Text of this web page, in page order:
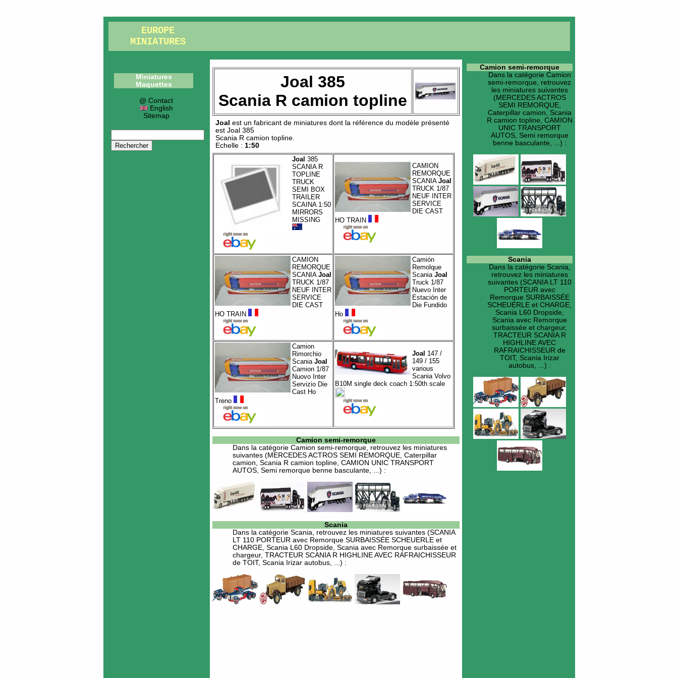
EUROPE
MINIATURES
Miniatures
Maquettes
@ Contact
English
Sitemap
Joal 385
Scania R camion topline
Joal est un fabricant de miniatures dont la référence du modèle présenté
estJoal 385
Scania R camion topline
Echelle : 1:50
Joal 385
SCANIA R
TOPLINE
TRUCK
SEMI BOX
TRAILER
SCAINA 1:50
MIRRORS
MISSING
CAMION
REMORQUE
SCANIA Joal
TRUCK 1/87
NEUF INTER
SERVICE
DIE CAST
HO TRAIN
CAMION
REMORQUE
SCANIA Joal
TRUCK 1/87
NEUF INTER
SERVICE
DIE CAST
HO TRAIN
Camión
Remolque
Scania Joal
Truck 1/87
Nuevo Inter
Estación de
Die Fundido
Ho
Camion
Rimorchio
Scania Joal
Camion 1/87
Nuovo Inter
Servizio Die
Cast Ho
Treno
Joal 147 /
149 / 155
various
Scania Volvo
B10M single deck coach 1:50th scale
Camion semi-remorque
Dans la catégorie Camion semi-remorque, retrouvez les miniatures
suivantes (MERCEDES ACTROS SEMI REMORQUE, Caterpillar
camion, Scania R camion topline, CAMION UNIC TRANSPORT
AUTOS, Semi remorque benne basculante, ...) :
Scania
Dans la catégorie Scania , retrouvez les miniatures suivantes (SCANIA
LT 110 PORTEUR avec Remorque SURBAISSÉE SCHEUERLE et
CHARGE, Scania L60 Dropside, Scania avec Remorque surbaissée et
chargeur, TRACTEUR SCANIA R HIGHLINE AVEC RAFRAICHISSEUR
de TOIT, Scania Irizar autobus, ...) :
Camion semi-remorque
Dans la catégorie Camion
semi-remorque, retrouvez
les miniatures suivantes
(MERCEDES ACTROS
SEMI REMORQUE,
Caterpillar camion, Scania
R camion topline, CAMION
UNIC TRANSPORT
AUTOS, Semi remorque
benne basculante, ...) :
Scania
Dans la catégorie Scania,
retrouvez les miniatures
suivantes (SCANIA LT 110
PORTEUR avec
Remorque SURBAISSÉE
SCHEUERLE et CHARGE,
Scania L60 Dropside,
Scania avec Remorque
surbaissée et chargeur,
TRACTEUR SCANIA R
HIGHLINE AVEC
RAFRAICHISSEUR de
TOIT, Scania Irizar
autobus, ...) :